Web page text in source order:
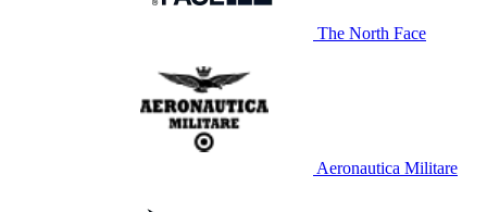
The North Face
Aeronautica Militare